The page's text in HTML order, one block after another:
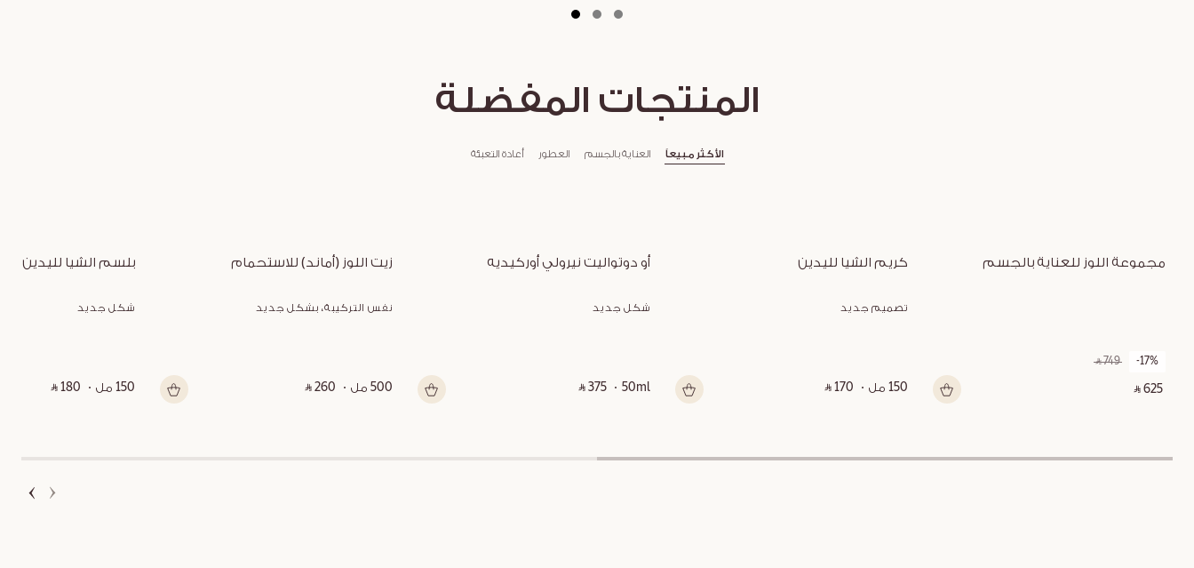
المنتجات المفضلة
الأكثر مبيعاً العناية بالجسم العطور أعادة التعبئة
مجموعة اللوز للعناية بالجسم
‎ ⃁ 625 ‎
-17%
‎ ⃁ 749 ‎
كريم الشيا لليدين
تصميم جديد
150 مل ‎ ⃁ 170 ‎
أو دوتواليت نيرولي أوركيديه
شكل جديد
50ml
‎ ⃁ 375 ‎
زيت اللوز (أماند) للاستحمام
نفس التركيبة، بشكل جديد
500 مل ‎ ⃁ 260 ‎
بلسم الشيا لليدين
شكل جديد
150 مل ‎ ⃁ 180 ‎